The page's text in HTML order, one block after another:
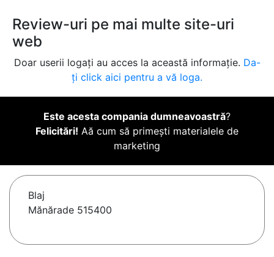
Review-uri pe mai multe site-uri
web
Doar userii logați au acces la această informație. Da-
ți click aici pentru a vă loga.
Este acesta compania dumneavoastră?
Felicitări! Aă cum să primești materialele de
marketing
Blaj
Mănărade 515400